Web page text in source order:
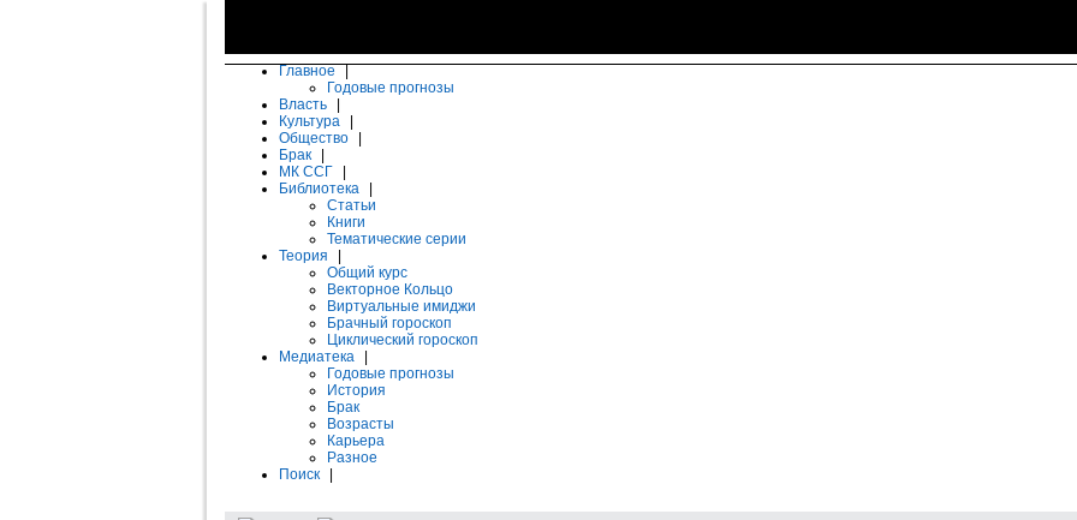
Главное
Годовые прогнозы
Власть
Культура
Общество
Брак
МК ССГ
Библиотека
Статьи
Книги
Тематические серии
Теория
Общий курс
Векторное Кольцо
Виртуальные имиджи
Брачный гороскоп
Циклический гороскоп
Медиатека
Годовые прогнозы
История
Брак
Возрасты
Карьера
Разное
Поиск